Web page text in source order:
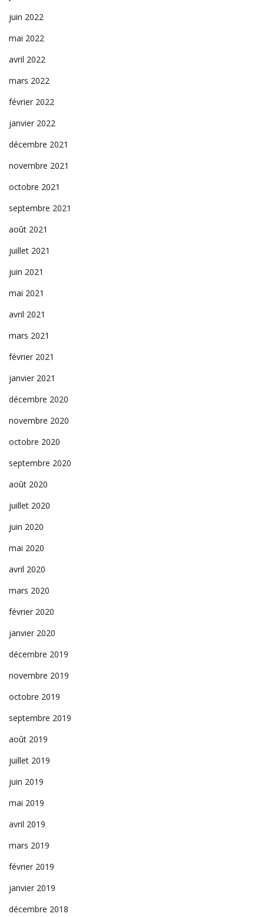
juin 2022
mai 2022
avril 2022
mars 2022
février 2022
janvier 2022
décembre 2021
novembre 2021
octobre 2021
septembre 2021
août 2021
juillet 2021
juin 2021
mai 2021
avril 2021
mars 2021
février 2021
janvier 2021
décembre 2020
novembre 2020
octobre 2020
septembre 2020
août 2020
juillet 2020
juin 2020
mai 2020
avril 2020
mars 2020
février 2020
janvier 2020
décembre 2019
novembre 2019
octobre 2019
septembre 2019
août 2019
juillet 2019
juin 2019
mai 2019
avril 2019
mars 2019
février 2019
janvier 2019
décembre 2018